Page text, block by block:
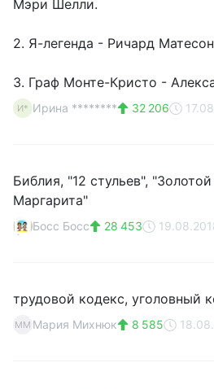
Мэри Шелли.
2. Я-легенда - Ричард
3. Граф Монте-Кристо -
И* Ирина ******** 32 206
Библия, "12 стульев",
Маргарита"
Босс Босс 28 453
трудовой кодекс, уголовный
ММ Мария Михнюк 8 585